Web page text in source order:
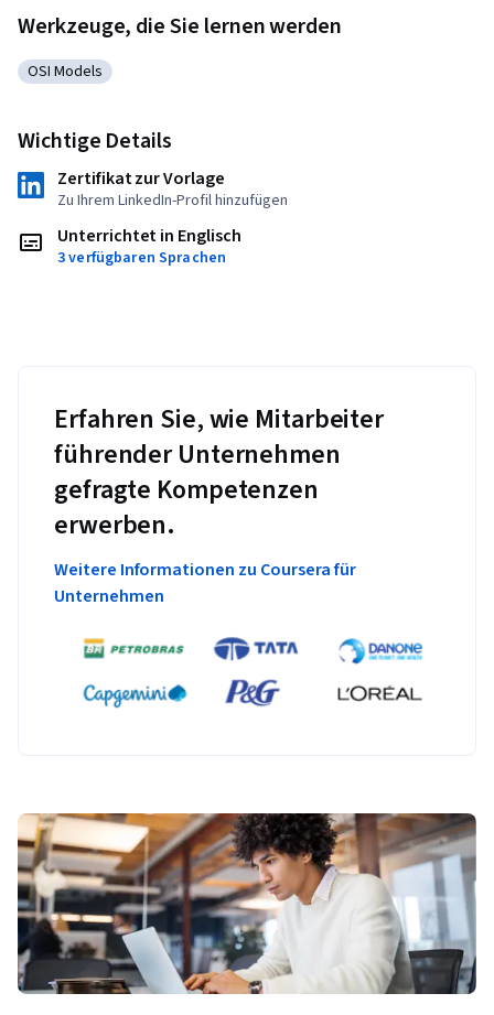
Werkzeuge, die Sie lernen werden
Kategorie: OSI Models
OSI Models
Wichtige Details
Zertifikat zur Vorlage
Zu Ihrem LinkedIn-Profil hinzufügen
Unterrichtet in Englisch
3 verfügbaren Sprachen
Erfahren Sie, wie Mitarbeiter
führender Unternehmen
gefragte Kompetenzen
erwerben.
Weitere Informationen zu Coursera für
Unternehmen